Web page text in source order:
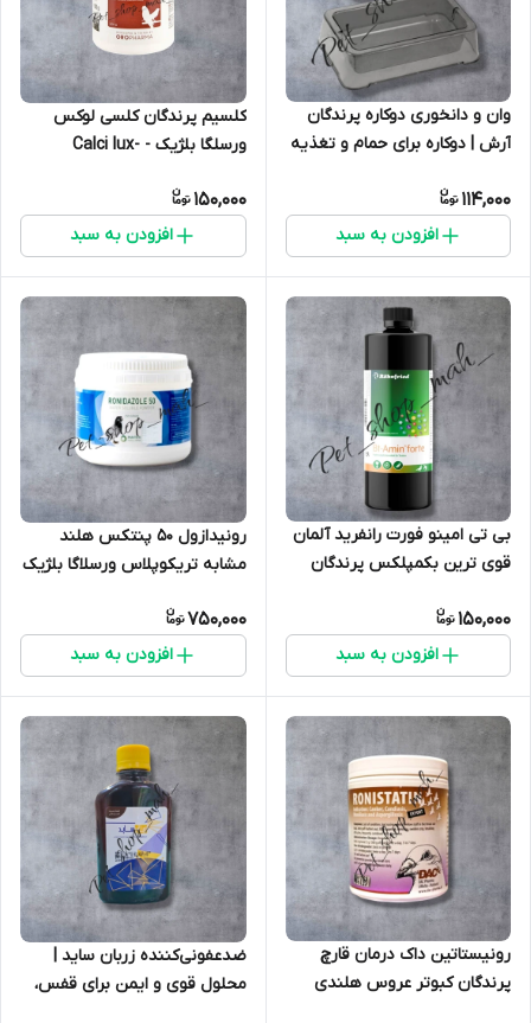
وان و دانخوری دوکاره پرندگان
آرش | دوکاره برای حمام و تغذیه
114,000
افزودن به سبد
کلسیم پرندگان کلسی لوکس
ورسلگا بلژیک - Calci lux-
150,000
افزودن به سبد
بی تی امینو فورت رانفرید آلمان
قوی ترین بکمپلکس پرندگان
و خروس
150,000
افزودن به سبد
رونیدازول 50 پنتکس هلند
مشابه تریکوپلاس ورسلاگا بلژیک
PANTEX
750,000
افزودن به سبد
رونیستاتین داک درمان قارچ
پرندگان کبوتر عروس هلندی
ضدعفونی‌کننده زربان ساید |
محلول قوی و ایمن برای قفس،